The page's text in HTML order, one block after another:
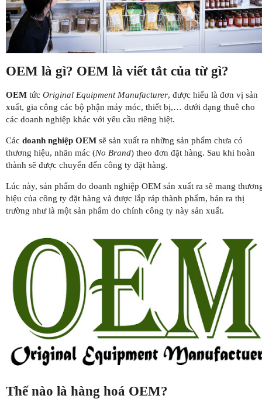
OEM là gì? OEM là viết tắt của từ gì?
OEM tức Original Equipment Manufacturer, được hiểu là đơn vị sản
xuất, gia công các bộ phận máy móc, thiết bị,… dưới dạng thuê cho
các doanh nghiệp khác với yêu cầu riêng biệt.
Các doanh nghiệp OEM sẽ sản xuất ra những sản phẩm chưa có
thương hiệu, nhãn mác (No Brand) theo đơn đặt hàng. Sau khi hoàn
thành sẽ được chuyển đến công ty đặt hàng.
Lúc này, sản phẩm do doanh nghiệp OEM sản xuất ra sẽ mang
hiệu của công ty đặt hàng và được lắp ráp thành phẩm, bán ra thị
trường như là một sản phẩm do chính công ty này sản xuất.
Thế nào là hàng hoá OEM?